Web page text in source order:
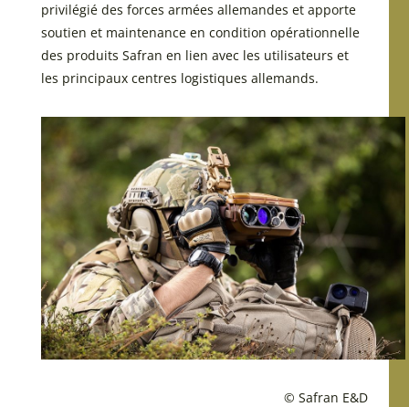
privilégié des forces armées allemandes et apporte
soutien et maintenance en condition opérationnelle
des produits Safran en lien avec les utilisateurs et
les principaux centres logistiques allemands.
© Safran E&D